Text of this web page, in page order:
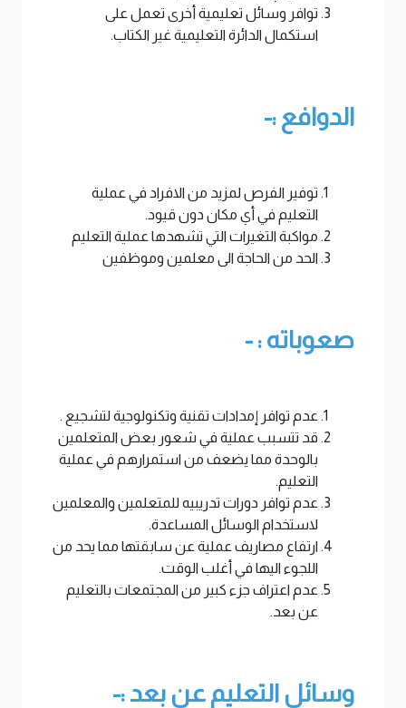
توافر وسائل تعليمية أخرى تعمل على
استكمال الدائرة التعليمية غير الكتاب.
الدوافع :-
توفير الفرص لمزيد من الافراد في عملية
التعليم في أي مكان دون قيود.
مواكبة التغيرات التي تشهدها عملية التعليم
الحد من الحاجة الى معلمين وموظفين
صعوباته : -
عدم توافر إمدادات تقنية وتكنولوجية لتشجيع .
قد تتسبب عملية في شعور بعض المتعلمين
بالوحدة مما يضعف من استمرارهم في عملية
التعليم.
عدم توافر دورات تدريبيه للمتعلمين والمعلمين
لاستخدام الوسائل المساعدة.
ارتفاع مصاريف عملية عن سابقتها مما يحد من
اللجوء اليها في أغلب الوقت.
عدم اعتراف جزء كبير من المجتمعات بالتعليم
عن بعد.
وسائل التعليم عن بعد :-